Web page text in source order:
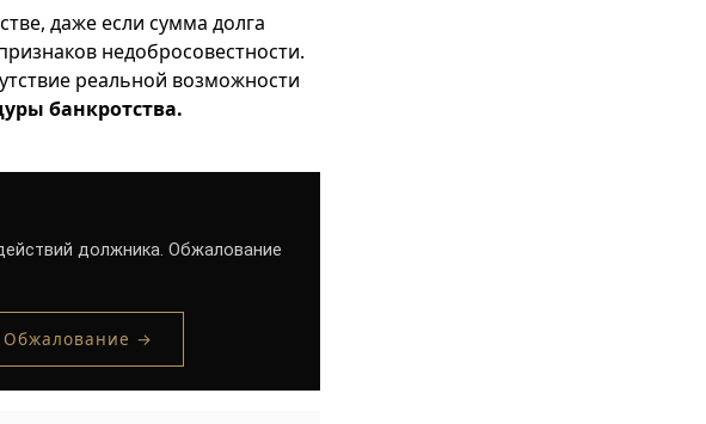
даже если сумма долга
недобросовестности.
реальной возможности
банкротства.
должника. Обжалование
Обжалование →